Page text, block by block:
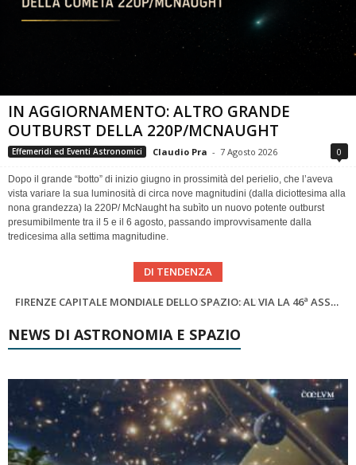
IN AGGIORNAMENTO: ALTRO GRANDE
OUTBURST DELLA 220P/MCNAUGHT
Effemeridi ed Eventi Astronomici Claudio Pra - 7 Agosto 2026 0
Dopo il grande “botto” di inizio giugno in prossimità del perielio, che l’aveva
vista variare la sua luminosità di circa nove magnitudini (dalla diciottesima alla
nona grandezza) la 220P/ McNaught ha subìto un nuovo potente outburst
presumibilmente tra il 5 e il 6 agosto, passando improvvisamente dalla
tredicesima alla settima magnitudine.
DI TENDENZA
Cielo del Mese di Agosto 2026
SUPERNOVAE aggiornamenti del mese – Agosto 2026
NEWS DI ASTRONOMIA E SPAZIO